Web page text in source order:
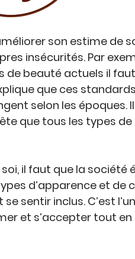
son estime de
insécurités. Par
de beauté actuels il
que ces
selon les époques.
que tous les types
il faut que la société
d’apparence et de
se sentir inclus. C’est
et s’accepter tout